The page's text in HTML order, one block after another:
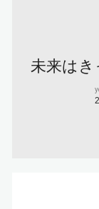
未来はき